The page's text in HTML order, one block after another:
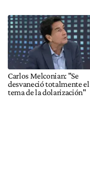
Carlos Melconian: "Se
desvaneció totalmente el
tema de la dolarización"